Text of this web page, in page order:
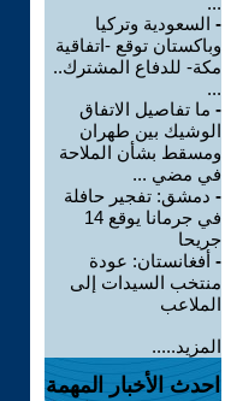
- السعودية وتركيا
وباكستان توقع -اتفاقية
مكة- للدفاع المشترك..
...
- ما تفاصيل الاتفاق
الوشيك بين طهران
ومسقط بشأن الملاحة
في مضي ...
- دمشق: تفجير حافلة
في جرمانا يوقع 14
جريحا
- أفغانستان: عودة
منتخب السيدات إلى
الملاعب
المزيد.....
احدث الأخبار المهمة